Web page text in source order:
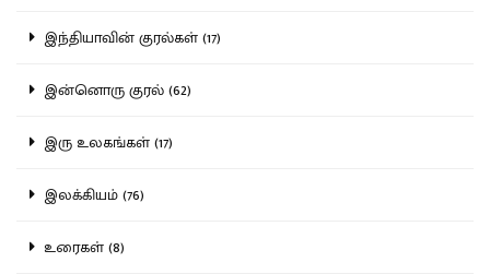
இந்தியாவின் குரல்கள் (17)
இன்னொரு குரல் (62)
இரு உலகங்கள் (17)
இலக்கியம் (76)
உரைகள் (8)